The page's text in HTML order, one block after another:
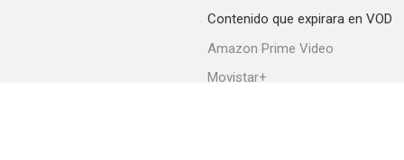
Contenido que expirara en VOD
Amazon Prime Video
Movistar+